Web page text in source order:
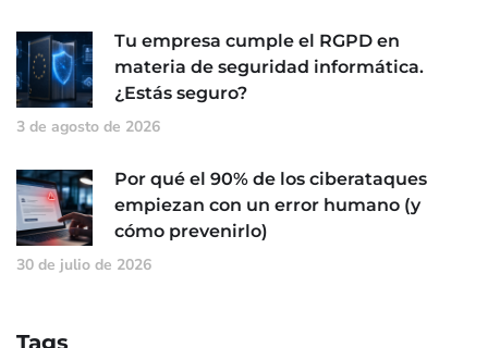
Tu empresa cumple el RGPD en
materia de seguridad informática.
¿Estás seguro?
3 de agosto de 2026
Por qué el 90% de los ciberataques
empiezan con un error humano (y
cómo prevenirlo)
30 de julio de 2026
Tags